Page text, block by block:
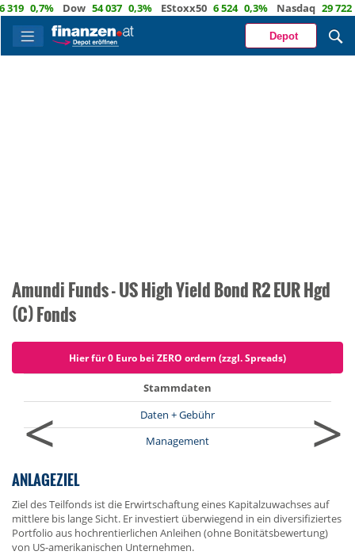
0,7% Dow 54 037 0,3% EStoxx50 6 524 0,3% Nasdaq 29 722
Depot
Amundi Funds - US High Yield Bond R2 EUR Hgd
(C) Fonds
Hier für 0 Euro bei ZERO ordern (zzgl. Spreads)
<
Stammdaten
Daten + Gebühr
Management
>
ANLAGEZIEL
Ziel des Teilfonds ist die Erwirtschaftung eines Kapitalzuwachses auf
mittlere bis lange Sicht. Er investiert überwiegend in ein diversifiziertes
Portfolio aus hochrentierlichen Anleihen (ohne Bonitätsbewertung)
von US-amerikanischen Unternehmen.